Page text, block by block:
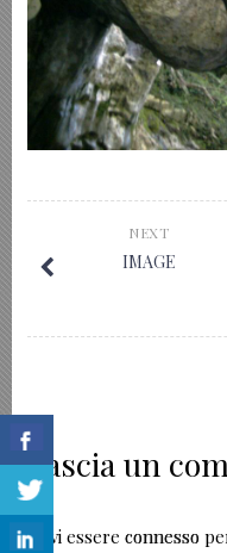
NEXT
IMAGE
Lascia un
Devi essereconnesso